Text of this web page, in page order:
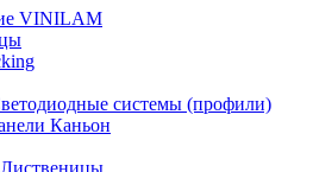
VINILAM
системы (профили)
Каньон
Лиственицы